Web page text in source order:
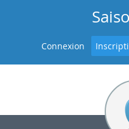
Connexion